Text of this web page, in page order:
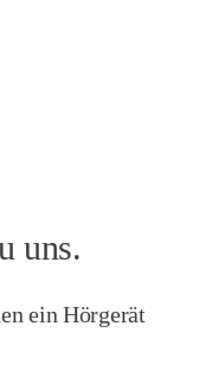
uns.
ein Hörgerät